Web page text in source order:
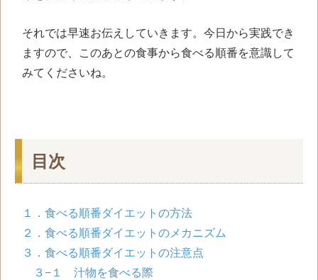
それでは早速お伝えしていきます。今日から実践でき
ますので、このあとの食事から食べる順番を意識して
みてくださいね。
目次
１．食べる順番ダイエットの方法
２．食べる順番ダイエットのメカニズム
３．食べる順番ダイエットの注意点
３−１ 汁物を食べる際